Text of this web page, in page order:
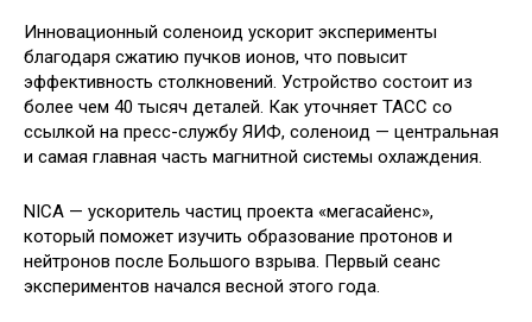
Инновационный соленоид ускорит эксперименты
благодаря сжатию пучков ионов, что повысит
эффективность столкновений. Устройство состоит из
более чем 40 тысяч деталей. Как уточняет ТАСС со
ссылкой на пресс-службу ЯИФ, соленоид — центральная
и самая главная часть магнитной системы охлаждения.
NICA — ускоритель частиц проекта «мегасайенс»,
который поможет изучить образование протонов и
нейтронов после Большого взрыва. Первый сеанс
экспериментов начался весной этого года.